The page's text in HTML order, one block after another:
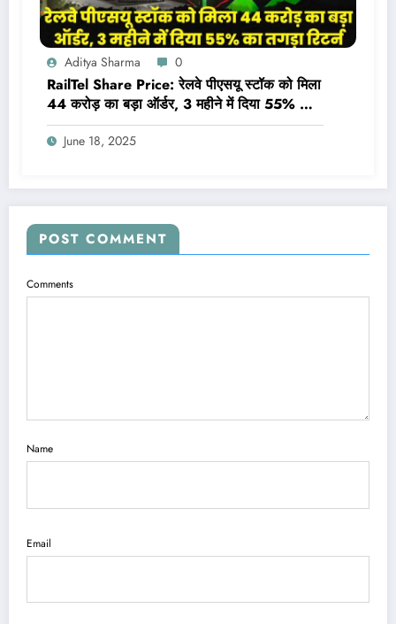
Aditya Sharma 0
RailTel Share Price: रेलवे पीएसयू स्टॉक को मिला
44 करोड़ का बड़ा ऑर्डर, 3 महीने में दिया 55% का
तगड़ा रिटर्न
June 18, 2025
POST COMMENT
Comments
Name
Email